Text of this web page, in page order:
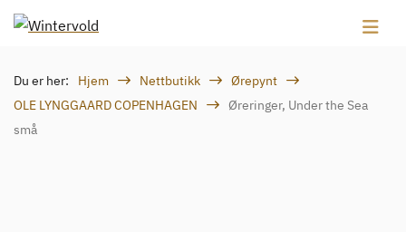
Du er her: Hjem Nettbutikk
Ørepynt
OLE LYNGGAARD COPENHAGEN
Øreringer, Under the Sea
små